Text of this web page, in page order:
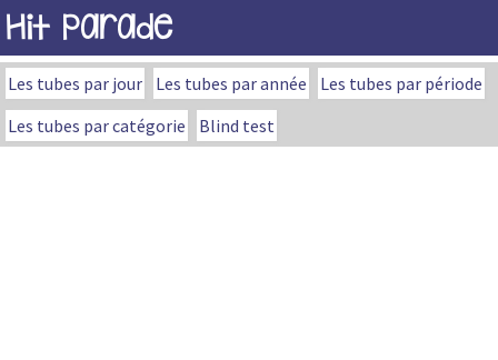
Hit Parade
Les tubes par jour Les tubes par année
Les tubes par période
Les tubes par catégorie
Blind test